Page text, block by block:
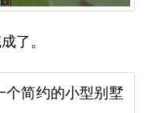
了。